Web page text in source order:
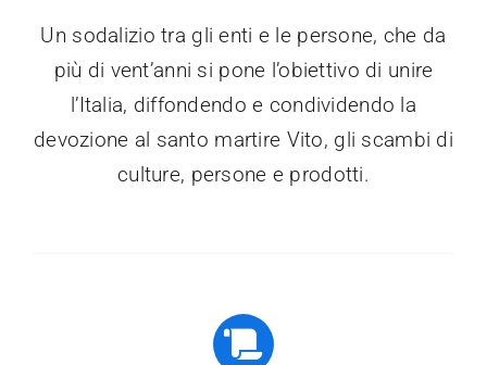
Un sodalizio tra gli enti e le persone, che da
più di vent’anni si pone l’obiettivo di unire
l’Italia, diffondendo e condividendo la
devozione al santo martire Vito, gli scambi di
culture, persone e prodotti.